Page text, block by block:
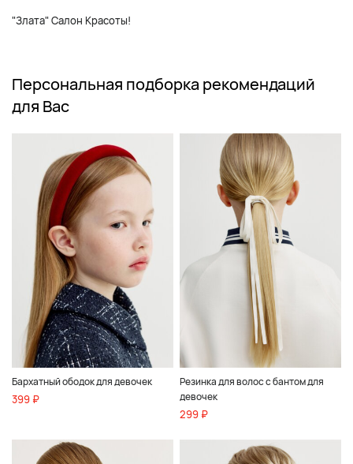
"Злата" Салон Красоты!
Персональная подборка рекомендаций
для Вас
Бархатный ободок для девочек
399 ₽
Резинка для волос с бантом для
девочек
299 ₽